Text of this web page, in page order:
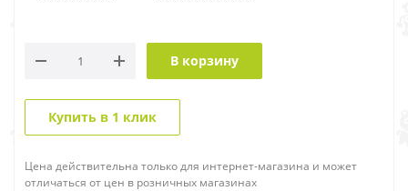
В корзину
Купить в 1 клик
Цена действительна только для интернет-магазина и может
отличаться от цен в розничных магазинах